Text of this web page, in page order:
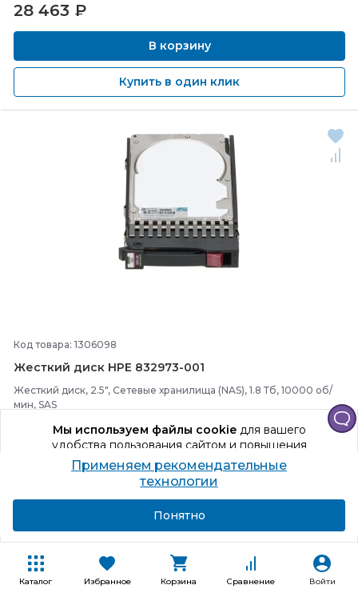
Каталог Избранное Корзина Сравнение Войти
Мы используем файлы cookieдля вашего
удобства пользования сайтом и повышения
качества рекомендаций.
Продолжая использование сайта, вы даете
согласие на обработку персональных данных
28 463 ₽
В корзину
Купить в один клик
Код товара: 1306098
Жесткий диск HPE 832973-001
Жесткий диск, 2.5", Сетевые хранилища (NAS), 1.8 Тб, 10000 об/
мин, SAS
Способы получения
Купить в один клик
Применяем рекомендательные
технологии
Понятно